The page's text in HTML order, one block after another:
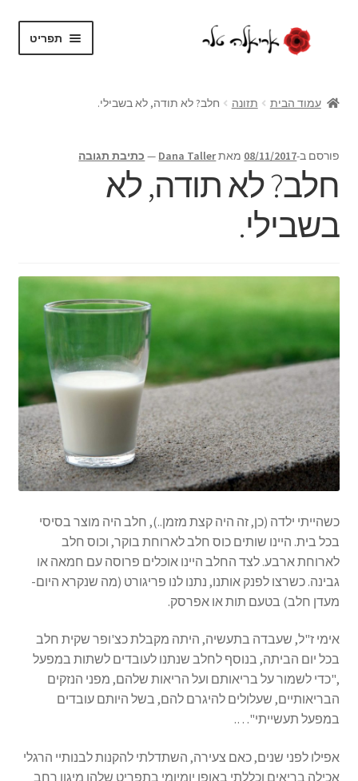
תפריט
תפריט
הילד
עמוד הבית תזונה חלב? לא תודה, לא בשבילי.
פורסם ב-08/11/2017 מאתDana Taller
— כתיבת תגובה
חלב? לא תודה, לא
בשבילי.
כשהייתי ילדה (כן, זה היה קצת מזמן..), חלב היה מוצר בסיסי
בכל בית. היינו שותים כוס חלב לארוחת בוקר, וכוס חלב
לארוחת ארבע. לצד החלב היינו אוכלים פרוסה עם חמאה או
גבינה. כשרצו לפנק אותנו, נתנו לנו פריגורט (מה שנקרא היום-
מעדן חלב) בטעם תות או אפרסק.
אימי ז"ל, שעבדה בתעשיה, היתה מקבלת כצ'ופר שקית חלב
בכל יום הביתה, בנוסף לחלב שנתנו לעובדים לשתות במפעל
,"כדי לשמור על בריאותם ועל הריאות שלהם, מפני הנזקים
הבריאותיים, שעלולים להיגרם להם, בשל היותם עובדים
במפעל תעשייתי"….
אפילו לפני שנים, כאם צעירה, השתדלתי להקנות לבנותיי הרגלי
אכילה בריאים וכללתי באופן יומיומי בתפריט שלהן מיגון רחב